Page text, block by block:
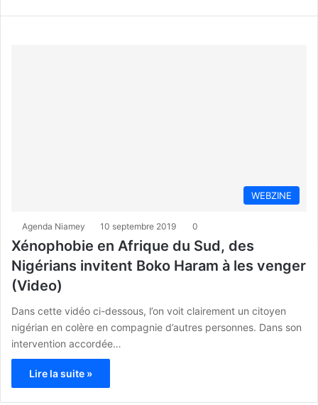
WEBZINE
Agenda Niamey 10 septembre 2019 0
Xénophobie en Afrique du Sud, des
Nigérians invitent Boko Haram à les venger
(Video)
Dans cette vidéo ci-dessous, l’on voit clairement un citoyen
nigérian en colère en compagnie d’autres personnes. Dans son
intervention accordée…
Lire la suite »